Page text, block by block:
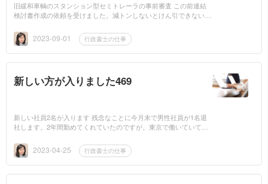
旧緩和車輌のスタンション型セミトレーラの事前審査 この前連結
検討書作成の依頼を受けました。減トンしないとけん引できない旨
結検討書をお...
2023-09-01 行政書士の仕事
新しい方が入りました469
新しい社員2名が入ります 残念なことに今月末で男性社員が1名退
社します。2年間勤めてくれていたのですが。東京で働いていて体
ちの事務所で...
2023-04-25 行政書士の仕事